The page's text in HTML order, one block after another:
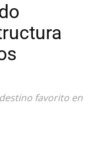
favorito en